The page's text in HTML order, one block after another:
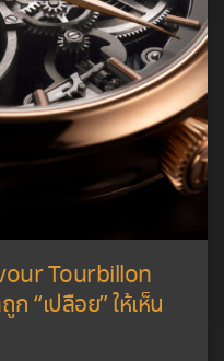
Tourbillon
“เปลือย” ให้เห็น